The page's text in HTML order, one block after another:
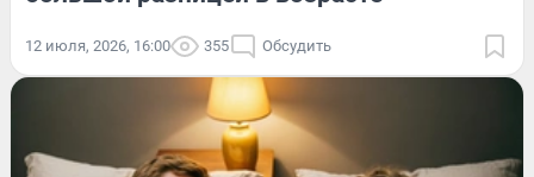
12 июля, 2026, 16:00 355 Обсудить